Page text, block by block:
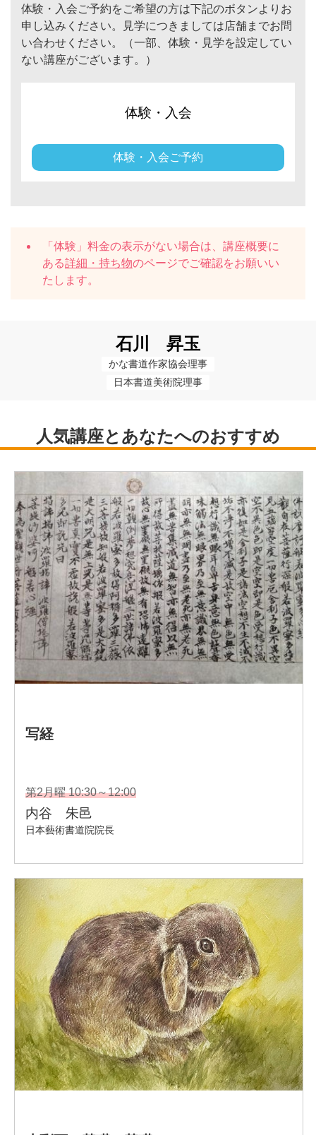
体験・入会ご予約をご希望の方は下記のボタンよりお
申し込みください。見学につきましては店舗までお問
い合わせください。（一部、体験・見学を設定してい
ない講座がございます。）
体験・入会
体験・入会ご予約
「体験」料金の表示がない場合は、講座概要に
ある詳細・持ち物のページでご確認をお願いい
たします。
石川 昇玉
かな書道作家協会理事
日本書道美術院理事